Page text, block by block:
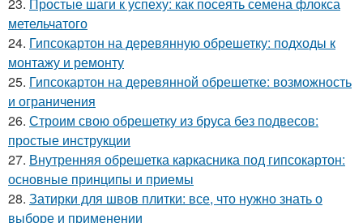
23. Простые шаги к успеху: как посеять семена флокса
метельчатого
24. Гипсокартон на деревянную обрешетку: подходы к
монтажу и ремонту
25. Гипсокартон на деревянной обрешетке: возможность
и ограничения
26. Строим свою обрешетку из бруса без подвесов:
простые инструкции
27. Внутренняя обрешетка каркасника под гипсокартон:
основные принципы и приемы
28. Затирки для швов плитки: все, что нужно знать о
выборе и применении